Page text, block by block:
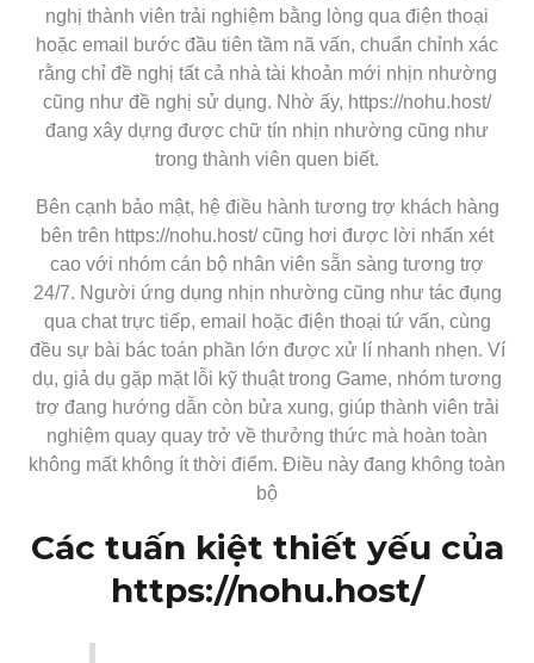
nghị thành viên trải nghiệm bằng lòng qua điện thoại
hoặc email bước đầu tiên tầm nã vấn, chuẩn chỉnh xác
rằng chỉ đề nghị tất cả nhà tài khoản mới nhịn nhường
cũng như đề nghị sử dụng. Nhờ ấy, https://nohu.host/
đang xây dựng được chữ tín nhịn nhường cũng như
trong thành viên quen biết.
Bên cạnh bảo mật, hệ điều hành tương trợ khách hàng
bên trên https://nohu.host/ cũng hơi được lời nhấn xét
cao với nhóm cán bộ nhân viên sẵn sàng tương trợ
24/7. Người ứng dụng nhịn nhường cũng như tác đụng
qua chat trực tiếp, email hoặc điện thoại tứ vấn, cùng
đều sự bài bác toán phần lớn được xử lí nhanh nhẹn. Ví
dụ, giả dụ gặp mặt lỗi kỹ thuật trong Game, nhóm tương
trợ đang hướng dẫn còn bửa xung, giúp thành viên trải
nghiệm quay quay trở về thưởng thức mà hoàn toàn
không mất không ít thời điểm. Điều này đang không toàn
bộ
Các tuấn kiệt thiết yếu của
https://nohu.host/